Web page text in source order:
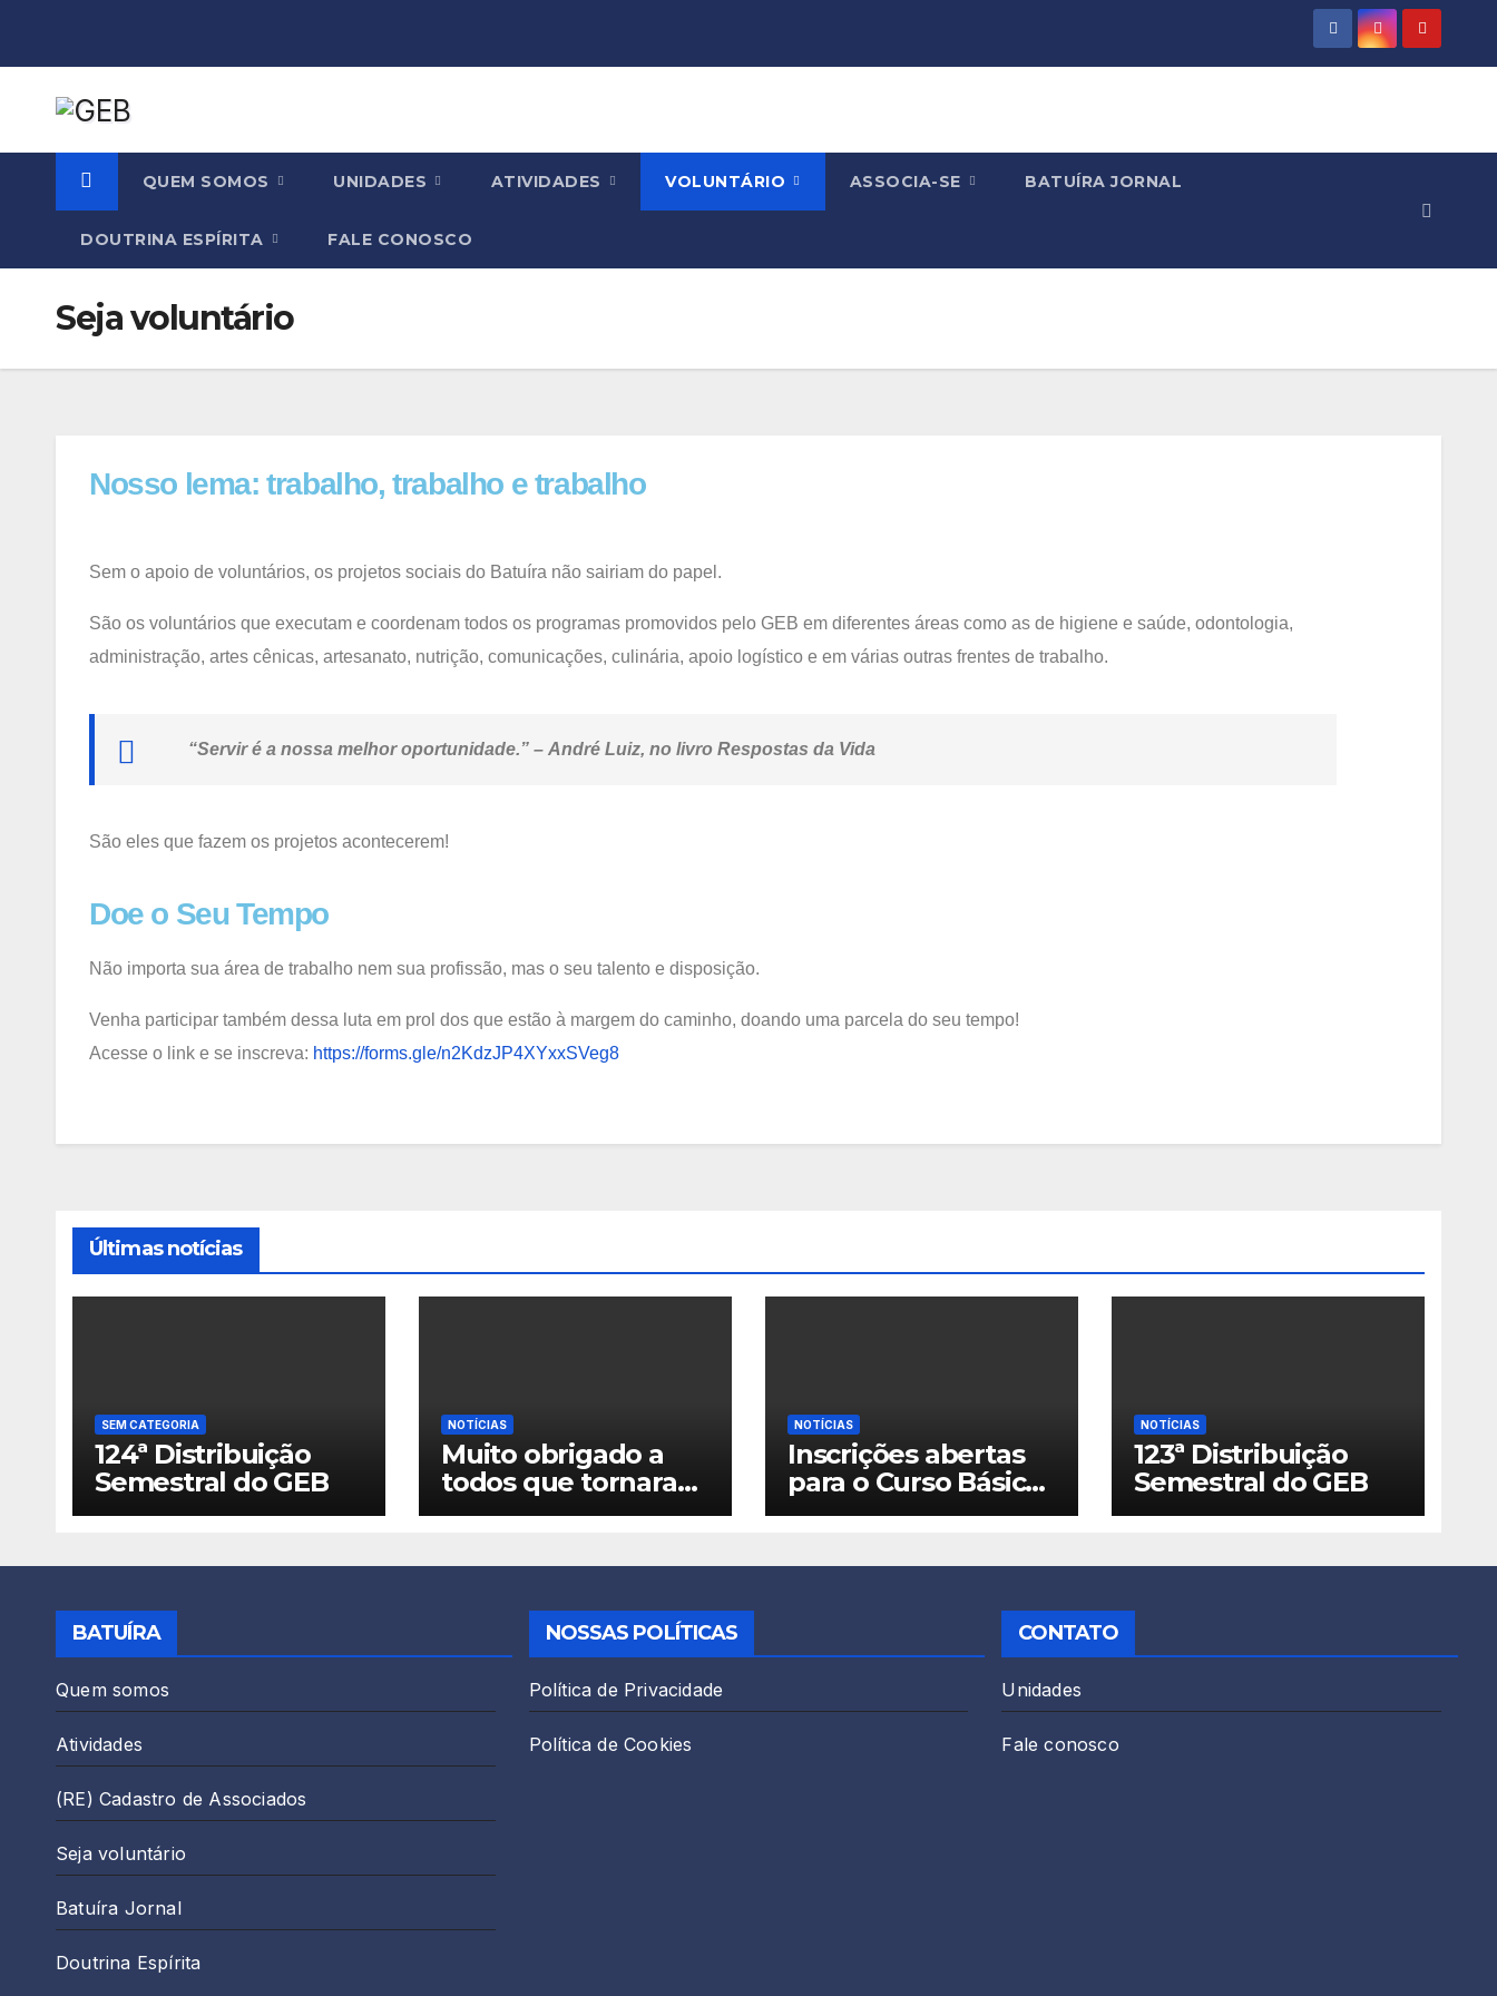
QUEM SOMOS UNIDADES ATIVIDADES VOLUNTÁRIO ASSOCIA-SE BATUÍRA JORNAL
DOUTRINA ESPÍRITA FALE CONOSCO
Seja voluntário
Nosso lema: trabalho, trabalho e trabalho
Sem o apoio de voluntários, os projetos sociais do Batuíra não sairiam do papel.
São os voluntários que executam e coordenam todos os programas promovidos pelo GEB em diferentes áreas como as de higiene e saúde, odontologia,
administração, artes cênicas, artesanato, nutrição, comunicações, culinária, apoio logístico e em várias outras frentes de trabalho.
“Servir é a nossa melhor oportunidade.” – André Luiz, no livro Respostas da Vida
São eles que fazem os projetos acontecerem!
Doe o Seu Tempo
Não importa sua área de trabalho nem sua profissão, mas o seu talento e disposição.
Venha participar também dessa luta em prol dos que estão à margem do caminho, doando uma parcela do seu tempo!
Acesse o link e se inscreva: https://forms.gle/n2KdzJP4XYxxSVeg8
Últimas notícias
SEM CATEGORIA
124ª Distribuição
Semestral do GEB
NOTÍCIAS
Muito obrigado a
todos que tornaram
realidade mais uma
Semestral do GEB!
NOTÍCIAS
Inscrições abertas
para o Curso Básico
de Espiritismo 2026!
NOTÍCIAS
123ª Distribuição
Semestral do GEB
BATUÍRA
Quem somos
Atividades
(RE) Cadastro de Associados
Seja voluntário
Batuíra Jornal
Doutrina Espírita
NOSSAS POLÍTICAS
Política de Privacidade
Política de Cookies
CONTATO
Unidades
Fale conosco